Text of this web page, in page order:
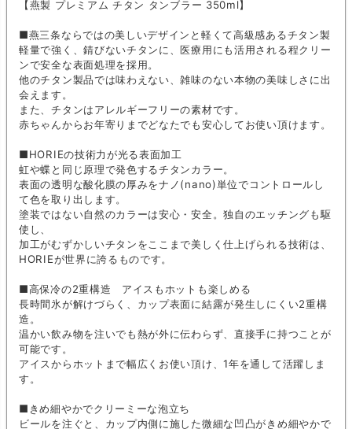
【燕製 プレミアム チタン タンブラー 350ml】
■燕三条ならではの美しいデザインと軽くて高級感あるチタン製
軽量で強く、錆びないチタンに、医療用にも活用される程クリー
ンで安全な表面処理を採用。
他のチタン製品では味わえない、雑味のない本物の美味しさに出
会えます。
また、チタンはアレルギーフリーの素材です。
赤ちゃんからお年寄りまでどなたでも安心してお使い頂けます。
■HORIEの技術力が光る表面加工
虹や蝶と同じ原理で発色するチタンカラー。
表面の透明な酸化膜の厚みをナノ(nano)単位でコントロールし
て色を取り出します。
塗装ではない自然のカラーは安心・安全。独自のエッチングも駆
使し、
加工がむずかしいチタンをここまで美しく仕上げられる技術は、
HORIEが世界に誇るものです。
■高保冷の2重構造 アイスもホットも楽しめる
長時間氷が解けづらく、カップ表面に結露が発生しにくい2重構
造。
温かい飲み物を注いでも熱が外に伝わらず、直接手に持つことが
可能です。
アイスからホットまで幅広くお使い頂け、1年を通して活躍しま
す。
■きめ細やかでクリーミーな泡立ち
ビールを注ぐと、カップ内側に施した微細な凹凸がきめ細やかで